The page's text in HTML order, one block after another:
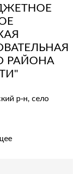
РАЙОНА
р-н, село